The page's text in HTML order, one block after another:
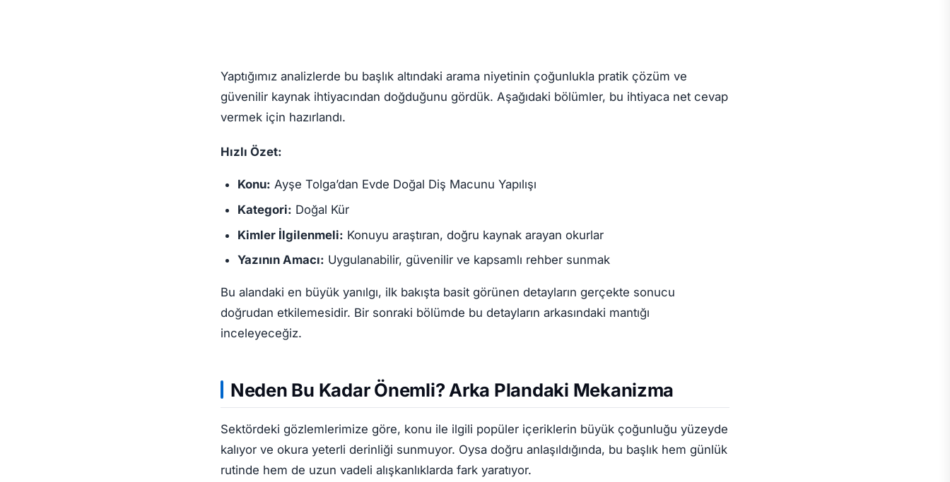
Yaptığımız analizlerde bu başlık altındaki arama niyetinin çoğunlukla pratik çözüm ve
güvenilir kaynak ihtiyacından doğduğunu gördük. Aşağıdaki bölümler, bu ihtiyaca net cevap
vermek için hazırlandı.
Hızlı Özet:
Konu: Ayşe Tolga’dan Evde Doğal Diş Macunu Yapılışı
Kategori: Doğal Kür
Kimler İlgilenmeli: Konuyu araştıran, doğru kaynak arayan okurlar
Yazının Amacı: Uygulanabilir, güvenilir ve kapsamlı rehber sunmak
Bu alandaki en büyük yanılgı, ilk bakışta basit görünen detayların gerçekte sonucu
doğrudan etkilemesidir. Bir sonraki bölümde bu detayların arkasındaki mantığı
inceleyeceğiz.
Neden Bu Kadar Önemli? Arka Plandaki Mekanizma
Sektördeki gözlemlerimize göre, konu ile ilgili popüler içeriklerin büyük çoğunluğu yüzeyde
kalıyor ve okura yeterli derinliği sunmuyor. Oysa doğru anlaşıldığında, bu başlık hem günlük
rutinde hem de uzun vadeli alışkanlıklarda fark yaratıyor.